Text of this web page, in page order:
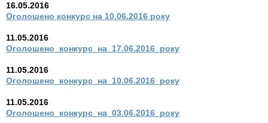
16.05.2016
Оголошено конкурс на 10.06.2016 року
11.05.2016
Оголошено_конкурс_на_17.06.2016_року
11.05.2016
Оголошено_конкурс_на_10.06.2016_року
11.05.2016
Оголошено_конкурс_на_03.06.2016_року